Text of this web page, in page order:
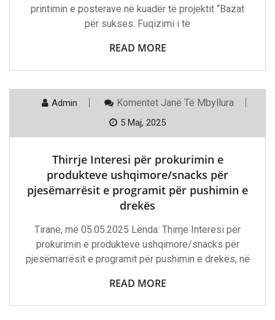
printimin e posterave në kuadër të projektit “Bazat
për sukses: Fuqizimi i të
READ MORE
Admin Komentet Te
Interesi
Prokurimin
Produkteve
Ushqimore/snacks
Për
Pjesëmarrësit
Pushimin
E
Drekës
Janë Të Mbyllura
5 Maj, 2025
Thirrje Interesi për prokurimin e
produkteve ushqimore/snacks për
pjesëmarrësit e programit për pushimin e
drekës
Tiranë, më 05.05.2025 Lënda: Thirrje Interesi për
prokurimin e produkteve ushqimore/snacks për
pjesëmarrësit e programit për pushimin e drekës, në
READ MORE